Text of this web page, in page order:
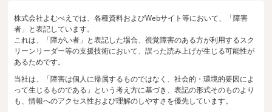
株式会社よむべえでは、各種資料およびWebサイト等において、「障害
者」と表記しています。
これは、「障がい者」と表記した場合、視覚障害のある方が利用するスク
リーンリーダー等の支援技術において、誤った読み上げが生じる可能性が
あるためです。
当社は、「障害は個人に帰属するものではなく、社会的・環境的要因によ
って生じるものである」という考え方に基づき、表記の形式そのものより
も、情報へのアクセス性および理解のしやすさを優先しています。